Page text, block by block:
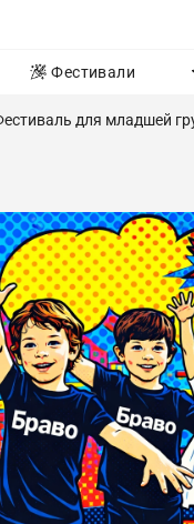
Фестивали
для младшей